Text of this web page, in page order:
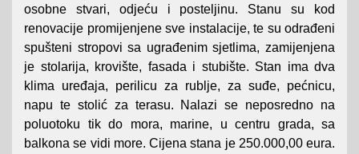
osobne stvari, odjeću i posteljinu. Stanu su kod
renovacije promijenjene sve instalacije, te su odrađeni
spušteni stropovi sa ugrađenim sjetlima, zamijenjena
je stolarija, krovište, fasada i stubište. Stan ima dva
klima uređaja, perilicu za rublje, za suđe, pećnicu,
napu te stolić za terasu. Nalazi se neposredno na
poluotoku tik do mora, marine, u centru grada, sa
balkona se vidi more. Cijena stana je 250.000,00 eura.